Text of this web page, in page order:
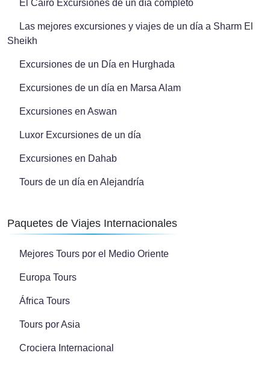
El Cairo Excursiones de un día completo
Las mejores excursiones y viajes de un día a Sharm El
Sheikh
Excursiones de un Día en Hurghada
Excursiones de un día en Marsa Alam
Excursiones en Aswan
Luxor Excursiones de un día
Excursiones en Dahab
Tours de un día en Alejandría
Paquetes de Viajes Internacionales
Mejores Tours por el Medio Oriente
Europa Tours
África Tours
Tours por Asia
Crociera Internacional